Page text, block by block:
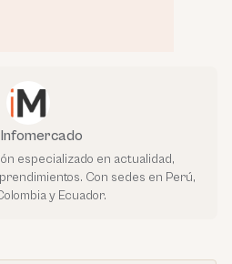
Infomercado
especializado en actualidad,
Con sedes en Perú,
y Ecuador.